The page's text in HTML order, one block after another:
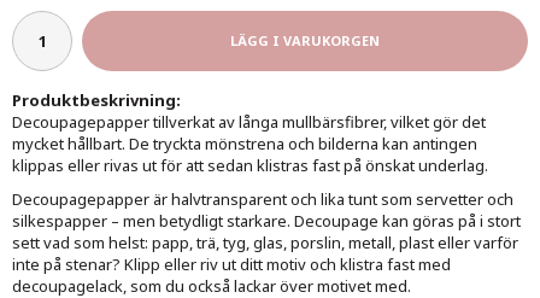
LÄGG I VARUKORGEN
Produktbeskrivning:
Decoupagepapper tillverkat av långa mullbärsfibrer, vilket gör det
mycket hållbart. De tryckta mönstrena och bilderna kan antingen
klippas eller rivas ut för att sedan klistras fast på önskat underlag.
Decoupagepapper är halvtransparent och lika tunt som servetter och
silkespapper – men betydligt starkare. Decoupage kan göras på i stort
sett vad som helst: papp, trä, tyg, glas, porslin, metall, plast eller varför
inte på stenar? Klipp eller riv ut ditt motiv och klistra fast med
decoupagelack, som du också lackar över motivet med.